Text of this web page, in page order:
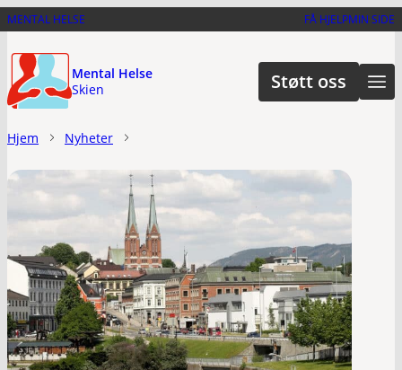
Hopp
hovedinnhold
MENTAL HELSE FÅ HJELPMIN SIDE
Mental Helse
Skien
Støtt oss
Hjem Nyheter